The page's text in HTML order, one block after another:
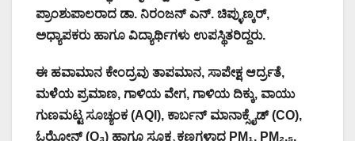
ಪ್ರಾಂಶುಪಾಲರಾದ ಡಾ. ನಿರಂಜನ್ ಎನ್. ಚಿಪ್ಳುಣ್ಕರ್,
ಅಧ್ಯಾಪಕರು ಹಾಗೂ ವಿದ್ಯಾರ್ಥಿಗಳು ಉಪಸ್ಥಿತರಿದ್ದರು.
ಈ ಹವಾಮಾನ ಕೇಂದ್ರವು ತಾಪಮಾನ, ಸಾಪೇಕ್ಷ ಆರ್ದ್ರತೆ,
ಮಳೆಯ ಪ್ರಮಾಣ, ಗಾಳಿಯ ವೇಗ, ಗಾಳಿಯ ದಿಕ್ಕು, ವಾಯು
ಗುಣಮಟ್ಟ ಸೂಚ್ಯಂಕ (AQI), ಕಾರ್ಬನ್ ಮಾನಾಕ್ಸೈಡ್ (CO),
ಓಝೋನ್ (O₃) ಹಾಗೂ ಸೂಕ್ಷ್ಮ ಕಣಗಳಾದ PM₁, PM₂.₅,